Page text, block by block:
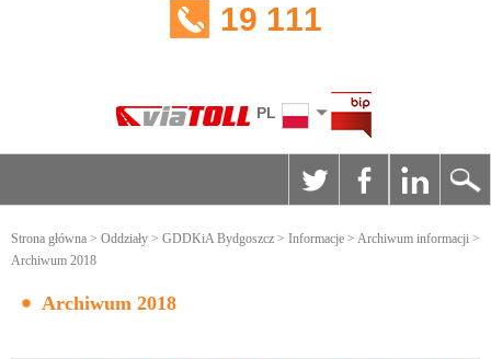
19 111
PL
Strona główna > Oddziały > GDDKiA Bydgoszcz > Informacje > Archiwum informacji >
Archiwum 2018
Archiwum 2018